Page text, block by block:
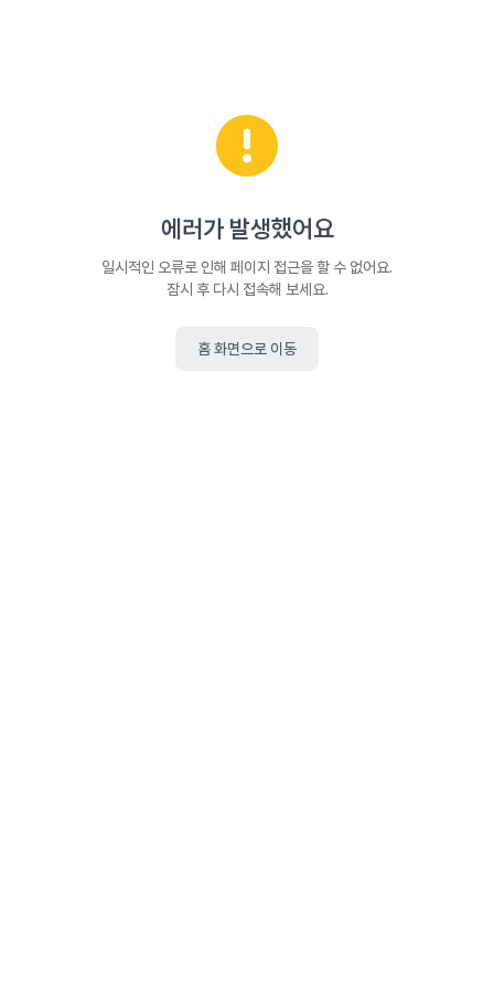
에러가 발생했어요
일시적인 오류로 인해 페이지 접근을 할 수 없어요.
잠시 후 다시 접속해 보세요.
홈 화면으로 이동